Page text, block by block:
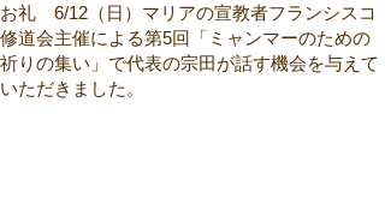
お礼 6/12（日）マリアの宣教者フランシスコ
修道会主催による第5回「ミャンマーのための
祈りの集い」で代表の宗田が話す機会を与えて
いただきました。